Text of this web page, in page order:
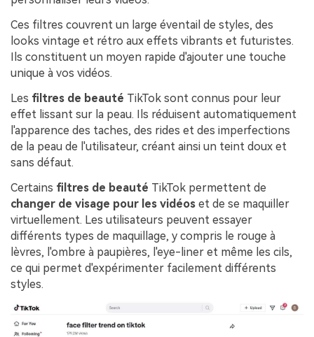
Ces filtres couvrent un large éventail de styles, des
looks vintage et rétro aux effets vibrants et futuristes.
Ils constituent un moyen rapide d'ajouter une touche
unique à vos vidéos.
Les filtres de beauté TikTok sont connus pour leur
effet lissant sur la peau. Ils réduisent automatiquement
l'apparence des taches, des rides et des imperfections
de la peau de l'utilisateur, créant ainsi un teint doux et
sans défaut.
Certains filtres de beauté TikTok permettent de
changer de visage pour les vidéos et de se maquiller
virtuellement. Les utilisateurs peuvent essayer
différents types de maquillage, y compris le rouge à
lèvres, l'ombre à paupières, l'eye-liner et même les cils,
ce qui permet d'expérimenter facilement différents
styles.